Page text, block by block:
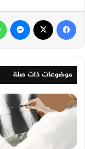
فيسبوك
موضوعات ذات صلة